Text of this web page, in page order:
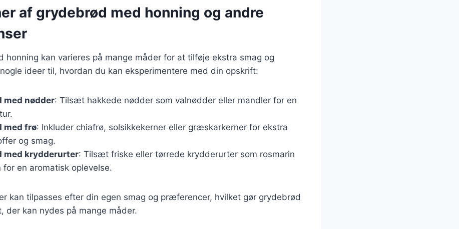
af grydebrød med honning og andre
honning kan varieres på mange måder for at tilføje ekstra smag og
ideer til, hvordan du kan eksperimentere med din opskrift:
med nødder: Tilsæt hakkede nødder som valnødder eller mandler for en
med frø: Inkluder chiafrø, solsikkekerner eller græskarkerner for ekstra
og smag.
med krydderurter: Tilsæt friske eller tørrede krydderurter som rosmarin
for en aromatisk oplevelse.
kan tilpasses efter din egen smag og præferencer, hvilket gør grydebrød
der kan nydes på mange måder.